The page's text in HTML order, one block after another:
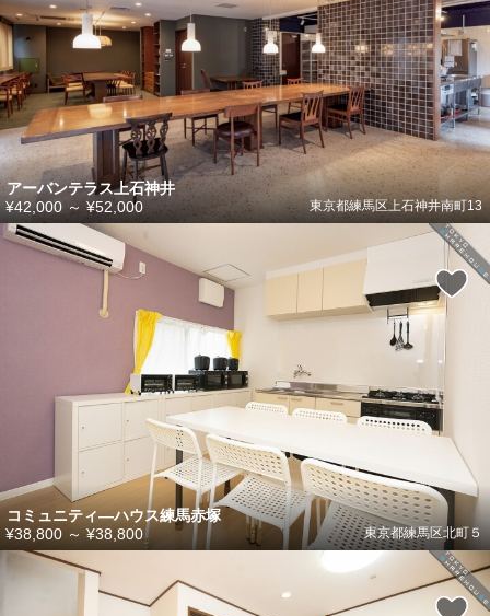
アーバンテラス上石神井
東京都練馬区上石神井南町13
¥42,000～ ¥52,000
コミュニティ―ハウス練馬赤塚
東京都練馬区北町５
¥38,800 ～ ¥38,800